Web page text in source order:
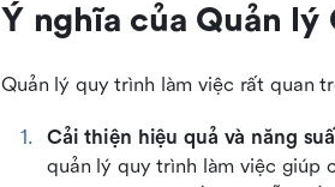
Ý nghĩa của Quản
Quản lý quy trình làm việc rất quan
Cải thiện hiệu quả và năng
quản lý quy trình làm việc giúp